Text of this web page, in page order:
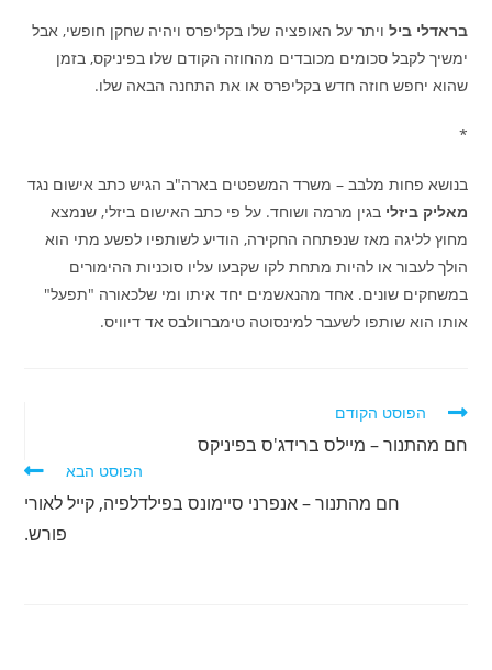
בראדלי ביל ויתר על האופציה שלו בקליפרס ויהיה שחקן חופשי, אבל
ימשיך לקבל סכומים מכובדים מהחוזה הקודם שלו בפיניקס, בזמן
שהוא יחפש חוזה חדש בקליפרס או את התחנה הבאה שלו.
*
בנושא פחות מלבב – משרד המשפטים בארה"ב הגיש כתב אישום נגד
מאליק ביזליבגין מרמה ושוחד. על פי כתב האישום ביזלי, שנמצא
מחוץ לליגה מאז שנפתחה החקירה, הודיע לשותפיו לפשע מתי הוא
הולך לעבור או להיות מתחת לקו שקבעו עליו סוכניות ההימורים
במשחקים שונים. אחד מהנאשמים יחד איתו ומי שלכאורה "תפעל"
אותו הוא שותפו לשעבר למינסוטה טימברוולבס אד דיוויס.
לקרוא
נוספים
הפוסט הקודם
חם מהתנור – מיילס ברידג'ס בפיניקס
הפוסט הבא
חם מהתנור – אנפרני סיימונס בפילדלפיה, קייל לאורי
פורש.